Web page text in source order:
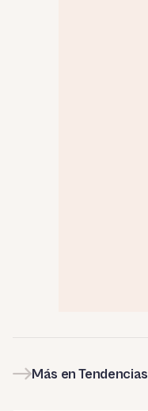
Más en Tendencias